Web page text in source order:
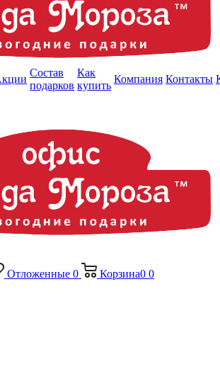
Состав
подарков
Как
купить
Компания Контакты
Отложенные 0 Корзина0 0